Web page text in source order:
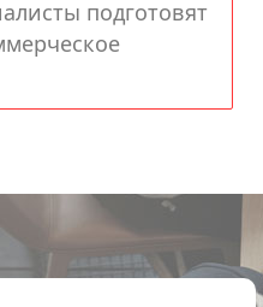
подготовят